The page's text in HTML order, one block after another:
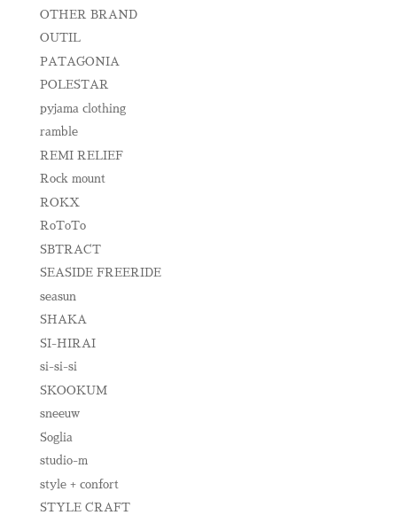
OTHER BRAND
OUTIL
PATAGONIA
POLESTAR
pyjama clothing
ramble
REMI RELIEF
Rock mount
ROKX
RoToTo
SBTRACT
SEASIDE FREERIDE
seasun
SHAKA
SI-HIRAI
si-si-si
SKOOKUM
sneeuw
Soglia
studio-m
style + confort
STYLE CRAFT